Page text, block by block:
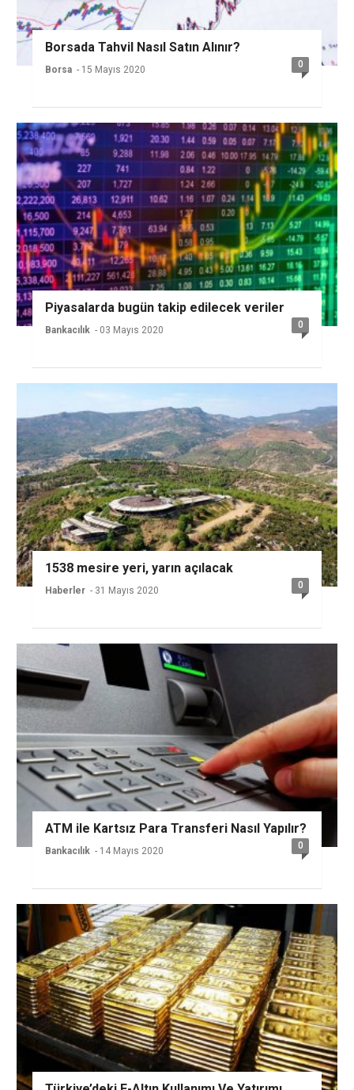
Borsada Tahvil Nasıl Satın Alınır?
Borsa - 15 Mayıs 2020 0
Piyasalarda bugün takip edilecek veriler
Bankacılık - 03 Mayıs 2020 0
1538 mesire yeri, yarın açılacak
Haberler - 31 Mayıs 2020 0
ATM ile Kartsız Para Transferi Nasıl Yapılır?
Bankacılık - 14 Mayıs 2020 0